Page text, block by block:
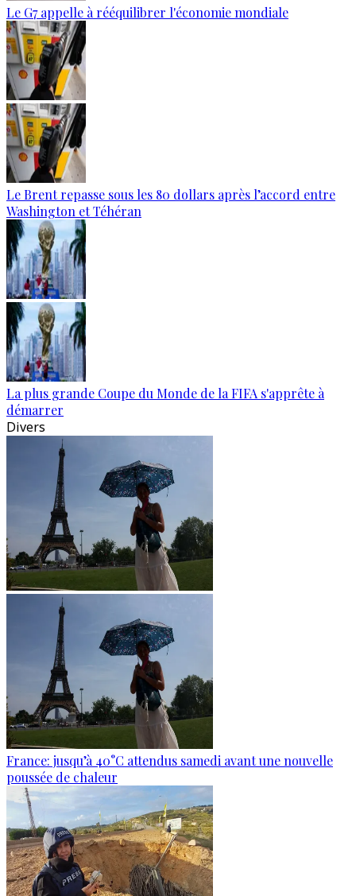
Le G7 appelle à rééquilibrer l'économie mondiale
Le Brent repasse sous les 80 dollars après l’accord entre
Washington et Téhéran
La plus grande Coupe du Monde de la FIFA s'apprête à
démarrer
Divers
France: jusqu’à 40°C attendus samedi avant une nouvelle
poussée de chaleur